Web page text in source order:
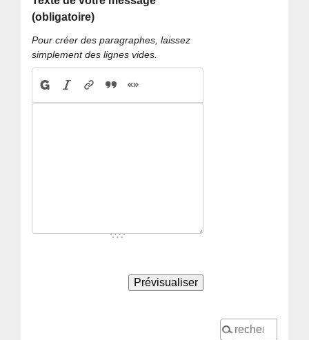
(obligatoire)
Pour créer des paragraphes, laissez
simplement des lignes vides.